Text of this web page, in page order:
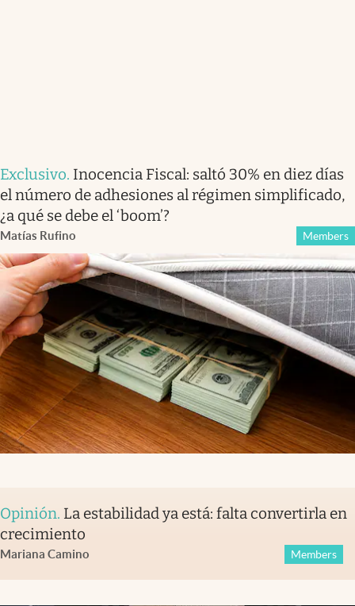
Exclusivo. Inocencia Fiscal: saltó 30% en diez días
el número de adhesiones al régimen simplificado,
¿a qué se debe el ‘boom’?
Matías Rufino Members
Opinión. La estabilidad ya está: falta convertirla en
crecimiento
Mariana Camino Members